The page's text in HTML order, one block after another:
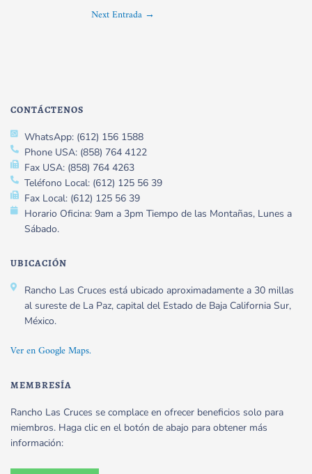
Next Entrada →
CONTÁCTENOS
WhatsApp: (612) 156 1588
Phone USA: (858) 764 4122
Fax USA: (858) 764 4263
Teléfono Local: (612) 125 56 39
Fax Local: (612) 125 56 39
Horario Oficina: 9am a 3pm Tiempo de las Montañas, Lunes a
Sábado.
UBICACIÓN
Rancho Las Cruces está ubicado aproximadamente a 30 millas
al sureste de La Paz, capital del Estado de Baja California Sur,
México.
Ver en Google Maps.
MEMBRESÍA
Rancho Las Cruces se complace en ofrecer beneficios solo para
miembros. Haga clic en el botón de abajo para obtener más
información: